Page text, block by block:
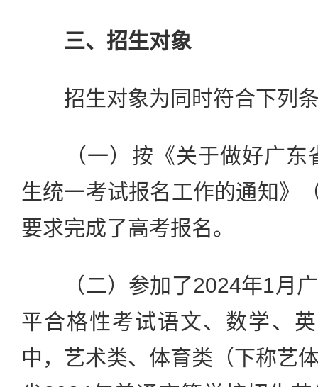
三、招生对象
招生对象为同时符合下列条
（一）按《关于做好广东
生统一考试报名工作的通知》
要求完成了高考报名。
（二）参加了2024年1月广
平合格性考试语文、数学、
中，艺术类、体育类（下称艺